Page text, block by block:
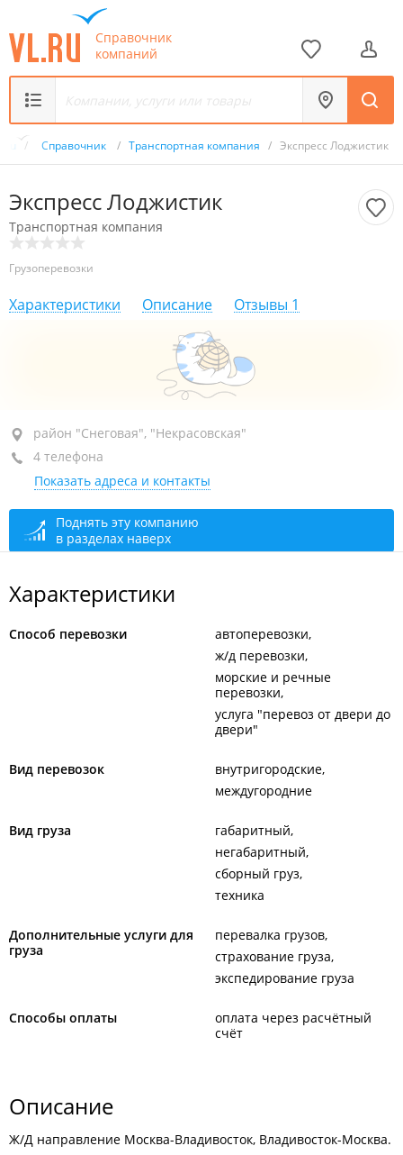
Справочник
компаний
/ Справочник / Транспортная компания / Экспресс Лоджистик
Экспресс Лоджистик
Транспортная компания
Грузоперевозки
Характеристики Описание Отзывы 1
район "Снеговая", ул. Военное шоссе, 41
+7 (423) 275-00-80
+7 (423) 277-81-00
+7 (423) 274-58-48
сегодня закрыто
район "Снеговая", "Некрасовская"
4 телефона
Показать адреса и контакты
Поднять эту компанию
в разделах наверх
Характеристики
Способ перевозки
автоперевозки
ж/д перевозки
морские и речные
перевозки
услуга "перевоз от двери до
двери"
Вид перевозок
внутригородские
междугородние
Вид груза
габаритный
негабаритный
сборный груз
техника
Дополнительные услуги для
груза
перевалка грузов
страхование груза
экспедирование груза
Способы оплаты
оплата через расчётный
счёт
Описание
Ж/Д направление Москва-Владивосток, Владивосток-Москва.